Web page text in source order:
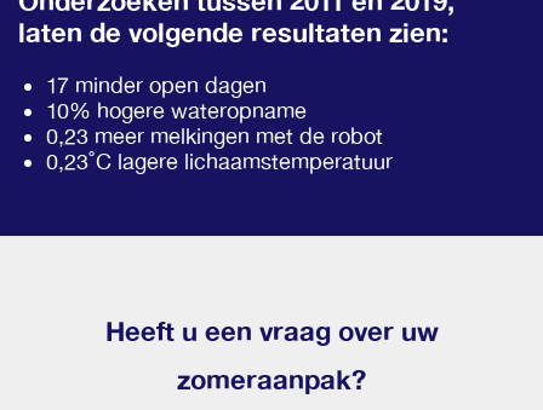
laten de volgende resultaten zien:
17 minder open dagen
10% hogere wateropname
0,23 meer melkingen met de robot
0,23˚C lagere lichaamstemperatuur
Heeft u een vraag over uw
zomeraanpak?